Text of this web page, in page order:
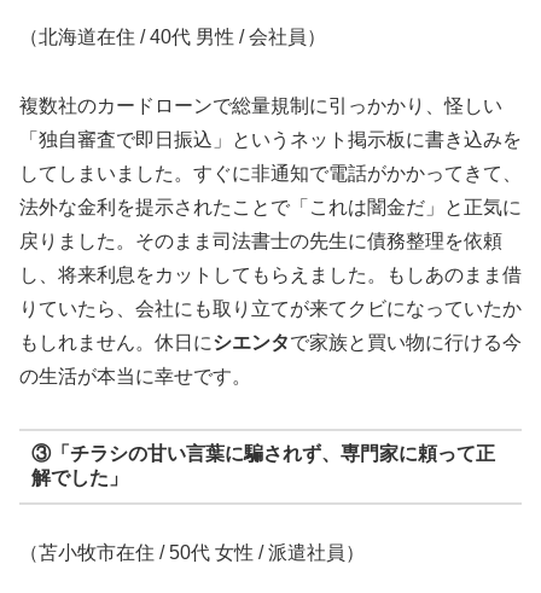
（北海道在住 / 40代 男性 / 会社員）
複数社のカードローンで総量規制に引っかかり、怪しい
「独自審査で即日振込」というネット掲示板に書き込みを
してしまいました。すぐに非通知で電話がかかってきて、
法外な金利を提示されたことで「これは闇金だ」と正気に
戻りました。そのまま司法書士の先生に債務整理を依頼
し、将来利息をカットしてもらえました。もしあのまま借
りていたら、会社にも取り立てが来てクビになっていたか
もしれません。休日にシエンタで家族と買い物に行ける今
の生活が本当に幸せです。
③「チラシの甘い言葉に騙されず、専門家に頼って正
解でした」
（苫小牧市在住 / 50代 女性 / 派遣社員）